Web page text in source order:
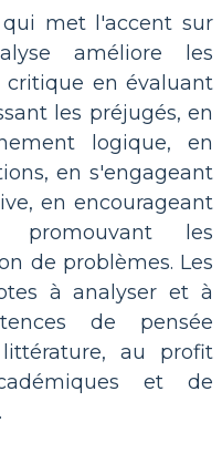
met l'accent sur
améliore les
critique en évaluant
les préjugés, en
logique, en
en s'engageant
en encourageant
les
de problèmes. Les
à analyser et à
de pensée
au profit
et de